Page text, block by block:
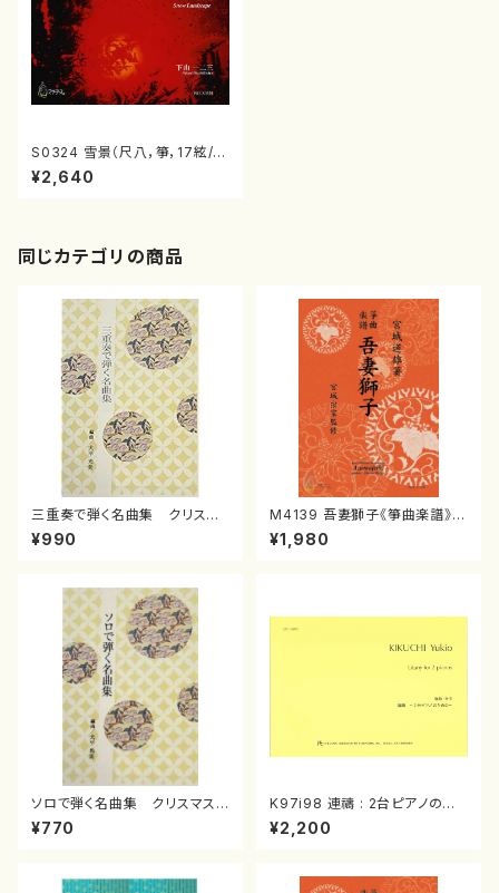
S0324 雪景（尺八，箏，17絃/下
山一二三/楽譜）
¥2,640
同じカテゴリの商品
三重奏で弾く名曲集 クリスマ
スメドレー( 箏2/大平光美 編
曲/楽譜）
¥990
M4139 吾妻獅子《箏曲楽譜》
（箏/宮城道雄著・宮城宗家監修/
箏曲古典楽譜）
¥1,980
ソロで弾く名曲集 クリスマス・
イブ／恋人がサンタクロース(
箏独奏 /大平光美 編曲/楽
¥770
K97i98 連禱 : 2台ピアノのた
めの（2 Pianos / 菊池 幸夫 /
楽譜）
¥2,200